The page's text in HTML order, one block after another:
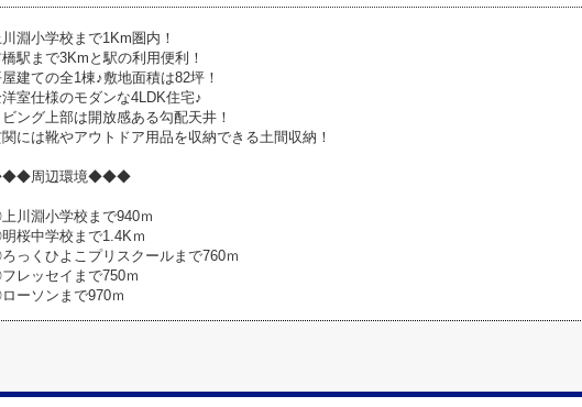
淵小学校まで1Km圏内！
駅まで3Kmと駅の利用便利！
建ての全1棟♪敷地面積は82坪！
室仕様のモダンな4LDK住宅♪
ビング上部は開放感ある勾配天井！
には靴やアウトドア用品を収納できる土間収納！
周辺環境◆◆◆
川淵小学校まで940ｍ
桜中学校まで1.4Kｍ
っくひよこプリスクールまで760ｍ
レッセイまで750ｍ
ーソンまで970ｍ